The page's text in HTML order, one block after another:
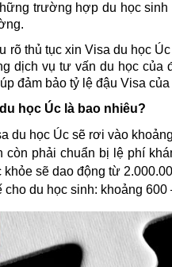
trường hợp du học
rõ thủ tục xin Visa du học
dịch vụ tư vấn du học
đảm bảo tỷ lệ đậu Visa
học Úc là bao nhiêu?
du học Úc sẽ rơi vào
còn phải chuẩn bị lệ phí
khỏe sẽ dao động từ
cho du học sinh: khoảng 600